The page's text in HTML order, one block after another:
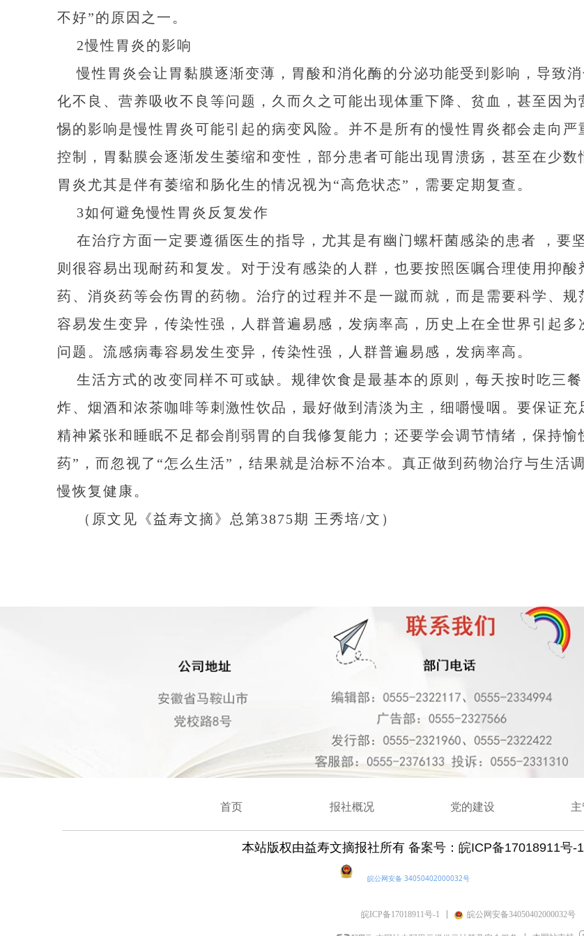
不好”的原因之一。
2慢性胃炎的影响
慢性胃炎会让胃黏膜逐渐变薄，胃酸和消化酶的分泌功能受到影响，导致
化不良、营养吸收不良等问题，久而久之可能出现体重下降、贫血，甚至因
惕的影响是慢性胃炎可能引起的病变风险。并不是所有的慢性胃炎都会走向
控制，胃黏膜会逐渐发生萎缩和变性，部分患者可能出现胃溃疡，甚至在少
胃炎尤其是伴有萎缩和肠化生的情况视为“高危状态”，需要定期复查。
3如何避免慢性胃炎反复发作
在治疗方面一定要遵循医生的指导，尤其是有幽门螺杆菌感染的患者 ，要
则很容易出现耐药和复发。对于没有感染的人群，也要按照医嘱合理使用抑
药、消炎药等会伤胃的药物。治疗的过程并不是一蹴而就，而是需要科学、
容易发生变异，传染性强，人群普遍易感，发病率高，历史上在全世界引起
问题。流感病毒容易发生变异，传染性强，人群普遍易感，发病率高。
生活方式的改变同样不可或缺。规律饮食是最基本的原则，每天按时吃三
炸、烟酒和浓茶咖啡等刺激性饮品，最好做到清淡为主，细嚼慢咽。要保证
精神紧张和睡眠不足都会削弱胃的自我修复能力；还要学会调节情绪，保持
药”，而忽视了“怎么生活”，结果就是治标不治本。真正做到药物治疗与生活
慢恢复健康。
（原文见《益寿文摘》总第3875期 王秀培/文）
本站版权由益寿文摘报社所有 备案号：皖ICP备17018911号-1
皖公网安备 34050402000032号
首页 报社概况 党的建设
皖ICP备17018911号-1 皖公网安备34050402000032号